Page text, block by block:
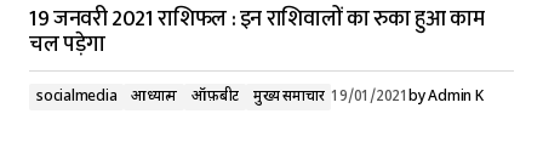
19 जनवरी 2021 राशिफल : इन राशिवालों का रुका हुआ काम
चल पड़ेगा
socialmedia आध्यात्म ऑफ़बीट मुख्य समाचार 19/01/2021byAdmin K